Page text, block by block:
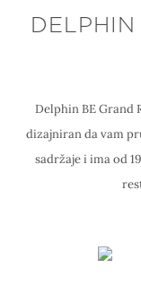
Delphin BE Grand
dizajniran da vam
sadržaje i ima od